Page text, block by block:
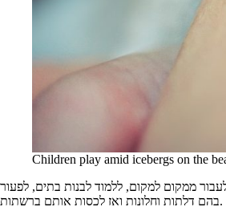
Children play amid icebergs on the
ממקום למקום, ללמוד לבנות בתים, לפעור
בהם דלתות וחלונות ואז לכסות אותם ברשתות.